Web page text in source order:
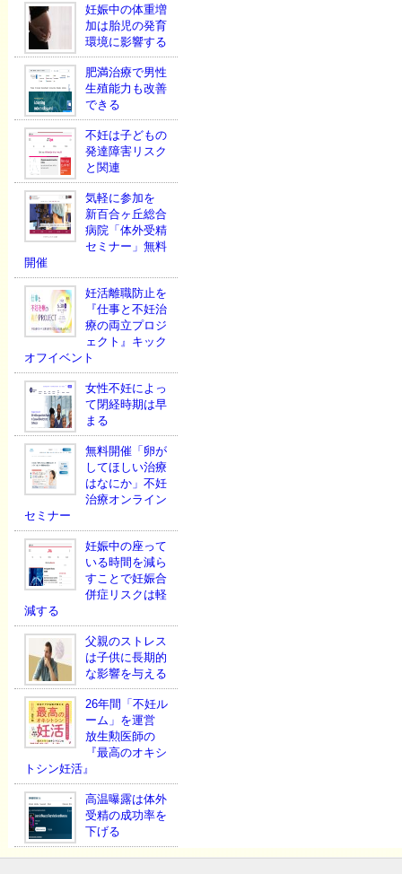
妊娠中の体重増
加は胎児の発育
環境に影響する
肥満治療で男性
生殖能力も改善
できる
不妊は子どもの
発達障害リスク
と関連
気軽に参加を
新百合ヶ丘総合
病院「体外受精
セミナー」無料
開催
妊活離職防止を
『仕事と不妊治
療の両立プロジ
ェクト』キック
オフイベント
女性不妊によっ
て閉経時期は早
まる
無料開催「卵が
してほしい治療
はなにか」不妊
治療オンライン
セミナー
妊娠中の座って
いる時間を減ら
すことで妊娠合
併症リスクは軽
減する
父親のストレス
は子供に長期的
な影響を与える
26年間「不妊ル
ーム」を運営
放生勲医師の
『最高のオキシ
トシン妊活』
高温曝露は体外
受精の成功率を
下げる